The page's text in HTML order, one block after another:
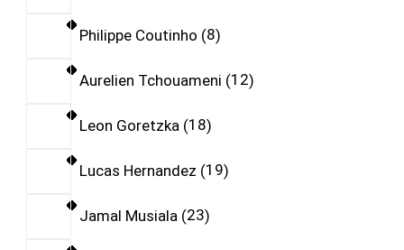
Philippe Coutinho 8
Aurelien Tchouameni 12
Leon Goretzka 18
Lucas Hernandez 19
Jamal Musiala 23